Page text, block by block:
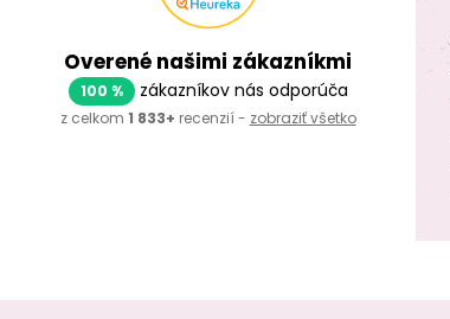
Overené našimi zákazníkmi
100 % zákazníkov nás odporúča
z celkom 1 833+ recenzií - zobraziť všetko